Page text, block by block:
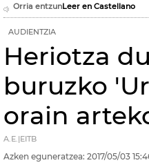
Orria entzunLeer en Castellano
AUDIENTZIA
Heriotza
buruzko
orain
A.E.|EITB
Azken eguneratzea: 2017/05/03